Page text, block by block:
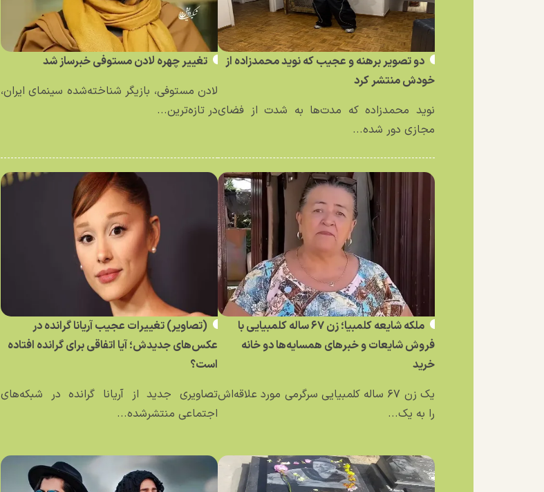
دو تصویر برهنه و عجیب که نوید محمدزاده از
خودش منتشر کرد
نوید محمدزاده که مدت‌ها به شدت از فضای
مجازی دور شده...
تغییر چهره لادن مستوفی خبرساز شد
لادن مستوفی، بازیگر شناخته‌شده سینمای ایران،
در تازه‌ترین...
ملکه شایعه کلمبیا؛ زن ۶۷ ساله کلمبیایی با
فروش شایعات و خبر‌های همسایه‌ها دو خانه
خرید
یک زن ۶۷ ساله کلمبیایی سرگرمی مورد علاقه‌اش
را به یک...
(تصاویر) تغییرات عجیب آریانا گرانده در
عکس‌های جدیدش؛ آیا اتفاقی برای گرانده افتاده
است؟
تصاویری جدید از آریانا گرانده در شبکه‌های
اجتماعی منتشرشده...